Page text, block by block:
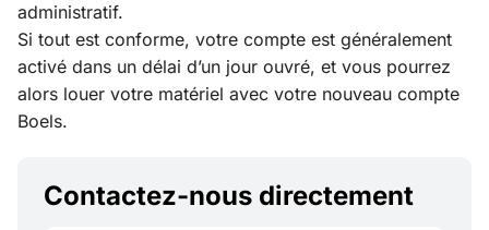
administratif.
Si tout est conforme, votre compte est généralement
activé dans un délai d’un jour ouvré, et vous pourrez
alors louer votre matériel avec votre nouveau compte
Boels.
Contactez-nous directement